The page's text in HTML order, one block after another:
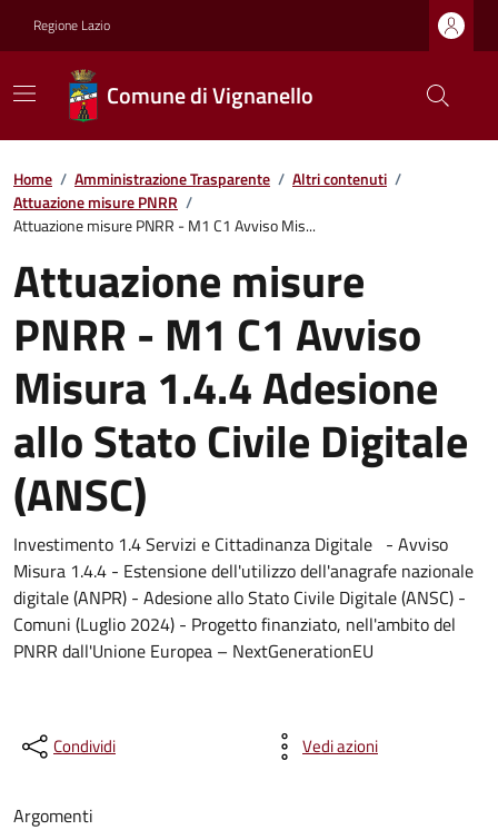
Regione Lazio
Comune di Vignanello
Home / Amministrazione Trasparente / Altri contenuti /
Attuazione misure PNRR /
Attuazione misure PNRR - M1 C1 Avviso Mis...
Attuazione misure
PNRR - M1 C1 Avviso
Misura 1.4.4 Adesione
allo Stato Civile Digitale
(ANSC)
Investimento 1.4 Servizi e Cittadinanza Digitale - Avviso
Misura 1.4.4 - Estensione dell'utilizzo dell'anagrafe nazionale
digitale (ANPR) - Adesione allo Stato Civile Digitale (ANSC) -
Comuni (Luglio 2024) - Progetto finanziato, nell'ambito del
PNRR dall'Unione Europea – NextGenerationEU
Condividi Vedi azioni
Argomenti